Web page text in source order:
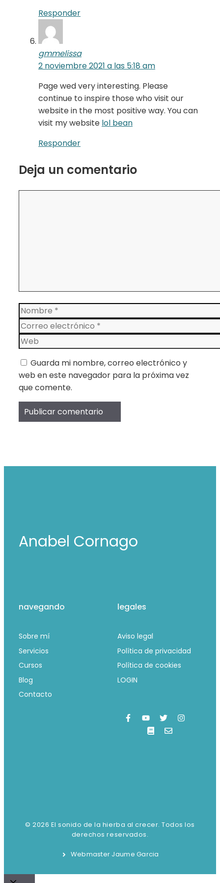
Responder
gmmelissa
2 noviembre 2021 a las 5:18 am
Page wed very interesting. Please
continue to inspire those who visit our
website in the most positive way. You can
visit my website lol bean
Responder
Deja un comentario
Nombre
Correo
electrónico
Web
Guarda mi nombre, correo electrónico y
web en este navegador para la próxima vez
que comente.
Anabel Cornago
navegando
Sobre mí
Servicios
Cursos
Blog
Contacto
legales
Aviso legal
Política de privacidad
Política de cookies
LOGIN
© 2026 El sonido de la hierba al crecer. Todos los
derechos reservados.
Webmaster Jaume Garcia